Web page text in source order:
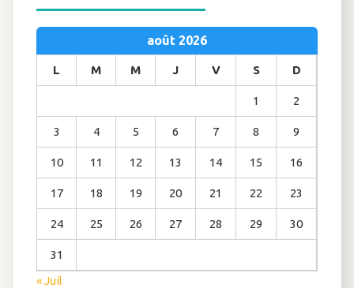
août 2026
L M M J V S D
1 2
3 4 5 6 7 8 9
10 11 12 13 14 15 16
17 18 19 20 21 22 23
24 25 26 27 28 29 30
31
« Juil